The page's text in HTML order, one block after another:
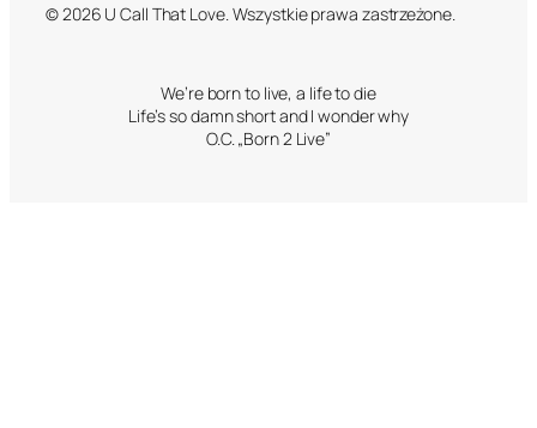
© 2026 U Call That Love. Wszystkie prawa zastrzeżone.
We’re born to live, a life to die
Life’s so damn short and I wonder why
O.C. „Born 2 Live”